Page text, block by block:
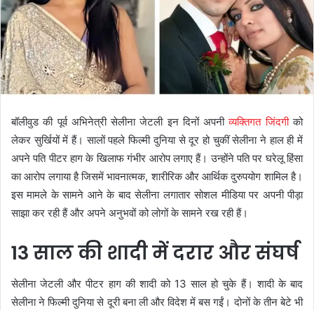
बॉलीवुड की पूर्व अभिनेत्री सेलीना जेटली इन दिनों अपनीव्यक्तिगत जिंदगीको
लेकर सुर्खियों में हैं। सालों पहले फिल्मी दुनिया से दूर हो चुकीं सेलीना ने हाल ही में
अपने पति पीटर हाग के खिलाफ गंभीर आरोप लगाए हैं। उन्होंने पति पर घरेलू हिंसा
का आरोप लगाया है जिसमें भावनात्मक, शारीरिक और आर्थिक दुरुपयोग शामिल है।
इस मामले के सामने आने के बाद सेलीना लगातार सोशल मीडिया पर अपनी पीड़ा
साझा कर रही हैं और अपने अनुभवों को लोगों के सामने रख रही हैं।
13 साल की शादी में दरार और संघर्ष
सेलीना जेटली और पीटर हाग की शादी को 13 साल हो चुके हैं। शादी के बाद
सेलीना ने फिल्मी दुनिया से दूरी बना ली और विदेश में बस गईं। दोनों के तीन बेटे भी